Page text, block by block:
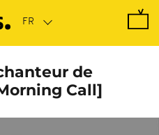
de
Call]